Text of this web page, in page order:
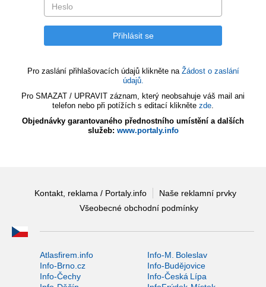
Pro zaslání přihlašovacích údajů klikněte na Žádost o zaslání
údajů.
Pro SMAZAT / UPRAVIT záznam, který neobsahuje váš mail ani
telefon nebo při potížích s editací klikněte zde.
Objednávky garantovaného přednostního umístění a dalších
služeb: www.portaly.info
Kontakt, reklama / Portaly.info
Naše reklamní prvky
Všeobecné obchodní podmínky
Atlasfirem.info
Info-M. Boleslav
Info-Brno.cz
Info-Budějovice
Info-Čechy
Info-Česká Lípa